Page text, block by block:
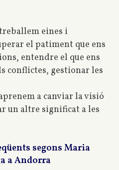
eines i
el patiment que ens
entendre el que ens
conflictes, gestionar les
a canviar la visió
un altre significat a les
segons Maria
a Andorra